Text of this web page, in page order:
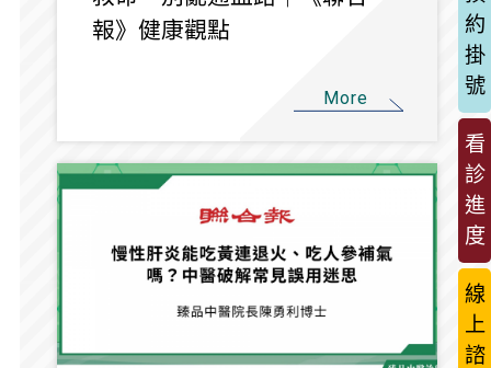
約
掛
號
看
診
進
度
線
上
諮
報》健康觀點
More